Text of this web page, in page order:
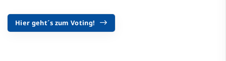
Hier geht´s zum Voting!